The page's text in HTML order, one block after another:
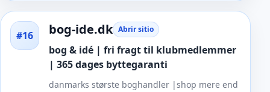
#16 bog-ide.dk Abrir sitio
bog & idé | fri fragt til klubmedlemmer
| 365 dages byttegaranti
danmarks største boghandler |shop mere end